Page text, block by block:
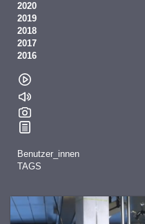
2020
2019
2018
2017
2016
Benutzer_innen
TAGS